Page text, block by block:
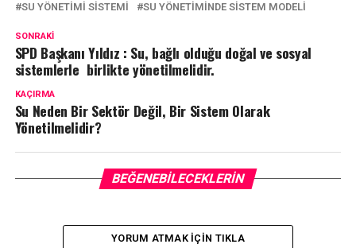
SU YÖNETIMI SISTEMI
SU YÖNETIMINDE SISTEM MODELI
SONRAKI
SPD Başkanı Yıldız : Su, bağlı olduğu doğal ve sosyal
sistemlerle birlikte yönetilmelidir.
KAÇIRMA
Su Neden Bir Sektör Değil, Bir Sistem Olarak
Yönetilmelidir?
BEĞENEBILECEKLERIN
YORUM ATMAK IÇIN TIKLA